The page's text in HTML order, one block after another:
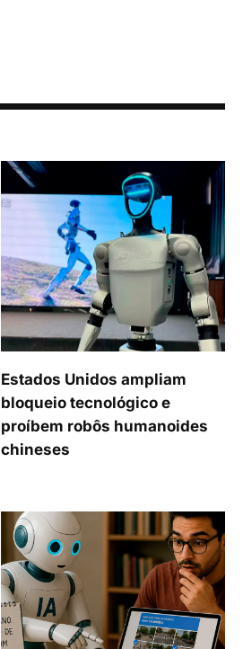
Estados Unidos ampliam
bloqueio tecnológico e
proíbem robôs humanoides
chineses